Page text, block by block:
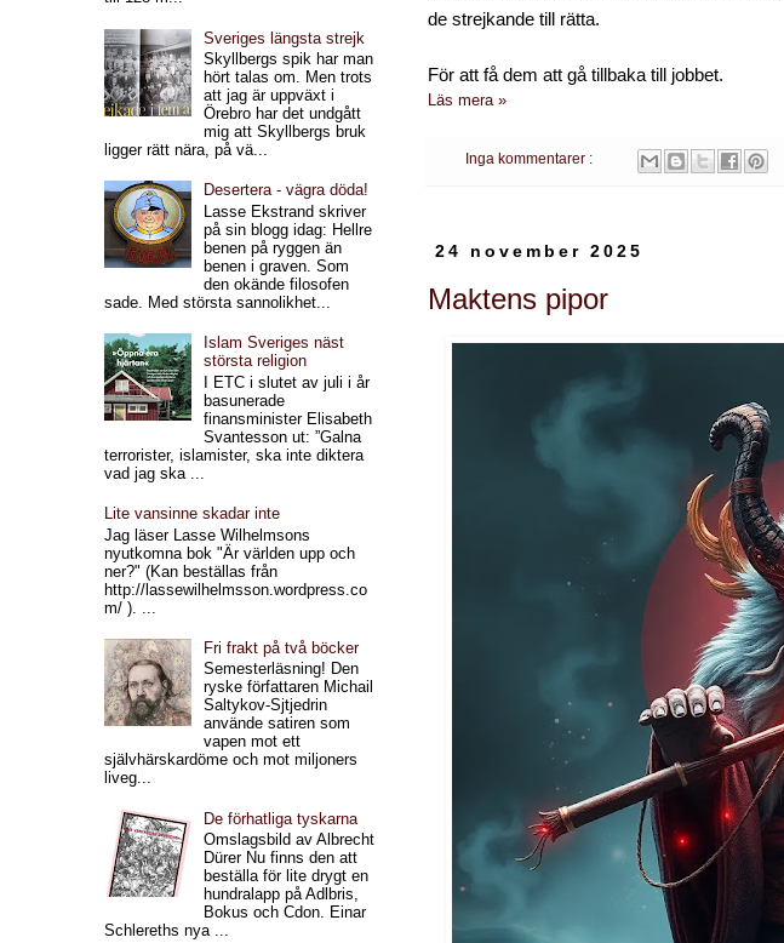
de strejkande till rätta.
För att få dem att gå tillbaka till jobbet.
Läs mera »
Inga kommentarer :
24 november 2025
Maktens pipor
Sveriges längsta strejk
Skyllbergs spik har man
hört talas om. Men trots
att jag är uppväxt i
Örebro har det undgått
mig att Skyllbergs bruk
ligger rätt nära, på vä...
Desertera - vägra döda!
Lasse Ekstrand skriver
på sin blogg idag: Hellre
benen på ryggen än
benen i graven. Som
den okände filosofen
sade. Med största sannolikhet...
Islam Sveriges näst
största religion
I ETC i slutet av juli i år
basunerade
finansminister Elisabeth
Svantesson ut: ”Galna
terrorister, islamister, ska inte diktera
vad jag ska ...
Lite vansinne skadar inte
Jag läser Lasse Wilhelmsons
nyutkomna bok "Är världen upp och
ner?" (Kan beställas från
http://lassewilhelmsson.wordpress.co
m/ ). ...
Fri frakt på två böcker
Semesterläsning! Den
ryske författaren Michail
Saltykov-Sjtjedrin
använde satiren som
vapen mot ett
självhärskardöme och mot miljoners
liveg...
De förhatliga tyskarna
Omslagsbild av Albrecht
Dürer Nu finns den att
beställa för lite drygt en
hundralapp på Adlbris,
Bokus och Cdon. Einar
Schlereths nya ...